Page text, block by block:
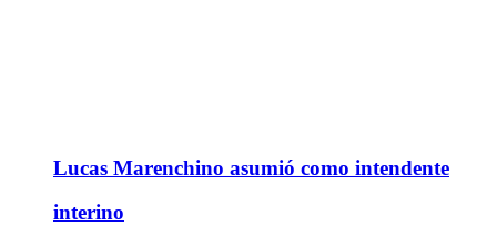
Lucas Marenchino asumió como intendente
interino